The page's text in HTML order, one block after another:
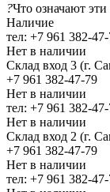
?Что означают
Наличие
тел: +7 961 382-
Нет в наличии
Склад вход 3 (г.
+7 961 382-47-79
Нет в наличии
тел: +7 961 382-
Нет в наличии
Склад вход 2 (г.
+7 961 382-47-79
Нет в наличии
тел: +7 961 382-